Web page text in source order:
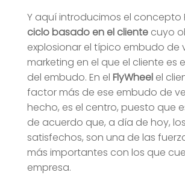
Y aquí introducimos el concepto
ciclo basado en el clientecuyo
explosionar el típico embudo de
marketing en el que el cliente es
del embudo. En el FlyWheelel
factor más de ese embudo de
hecho, es el centro, puesto que
de acuerdo que, a día de hoy,
satisfechos, son una de las
más importantes con los que
empresa.